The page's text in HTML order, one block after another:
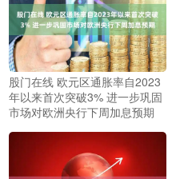
股门在线 欧元区通胀率自2023
年以来首次突破3% 进一步巩固
市场对欧洲央行下周加息预期